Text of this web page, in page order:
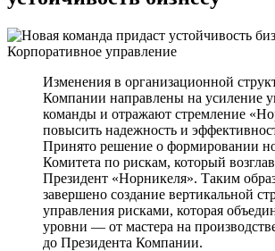
Корпоративное управление
Изменения в организационной
Компании направлены на усиление
команды и отражают стремление
повысить надежность и
Принято решение о формировании
Комитета по рискам, который
Президент «Норникеля». Таким
завершено создание вертикальной
управления рисками, которая
уровни — от мастера на
до Президента Компании.